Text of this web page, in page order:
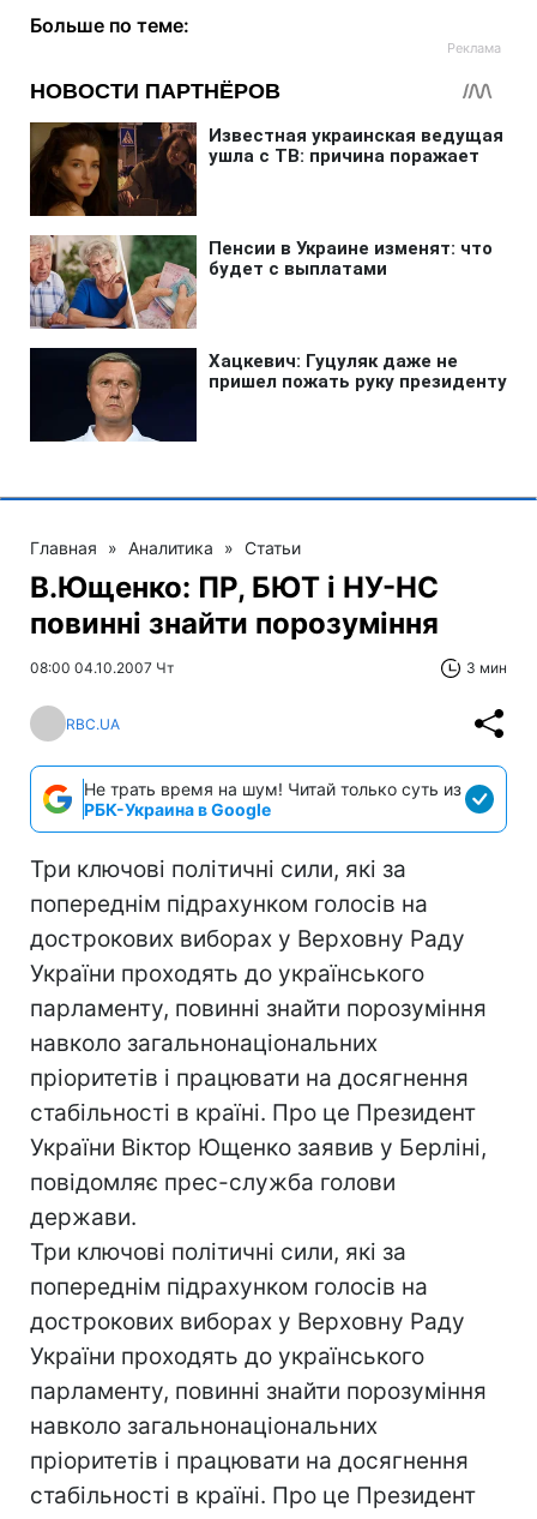
Больше по теме:
Главная » Аналитика » Статьи
В.Ющенко: ПР, БЮТ і НУ-НС
повинні знайти порозуміння
08:00 04.10.2007 Чт 3 мин
RBC.UA
Не трать время на шум! Читай только суть из
РБК-Украина в Google
Три ключові політичні сили, які за
попереднім підрахунком голосів на
дострокових виборах у Верховну Раду
України проходять до українського
парламенту, повинні знайти порозуміння
навколо загальнонаціональних
пріоритетів і працювати на досягнення
стабільності в країні. Про це Президент
України Віктор Ющенко заявив у Берліні,
повідомляє прес-служба голови
держави.
Три ключові політичні сили, які за
попереднім підрахунком голосів на
дострокових виборах у Верховну Раду
України проходять до українського
парламенту, повинні знайти порозуміння
навколо загальнонаціональних
пріоритетів і працювати на досягнення
стабільності в країні. Про це Президент